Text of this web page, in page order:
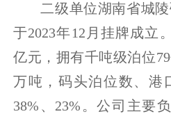
二级单位湖南省城
于2023年12月挂牌成立
亿元，拥有千吨级泊位
万吨，码头泊位数、港
38%、23%。公司主要